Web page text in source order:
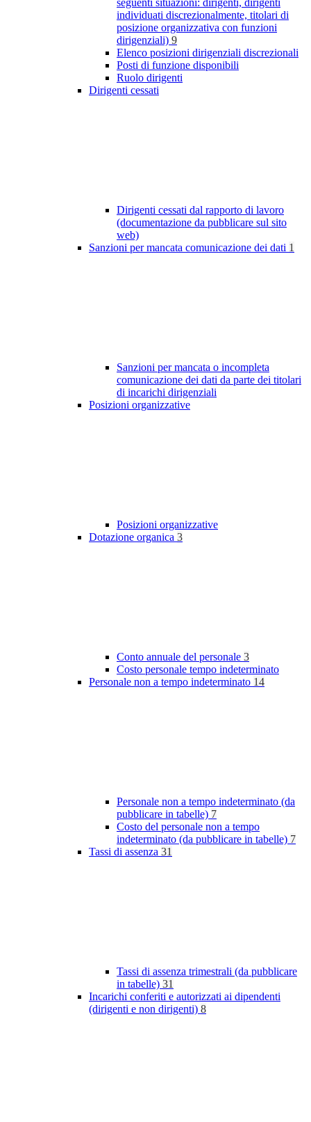
seguenti situazioni: dirigenti, dirigenti
individuati discrezionalmente, titolari di
posizione organizzativa con funzioni
dirigenziali) 9
Elenco posizioni dirigenziali discrezionali
Posti di funzione disponibili
Ruolo dirigenti
Dirigenti cessati
Dirigenti cessati dal rapporto di lavoro
(documentazione da pubblicare sul sito
web)
Sanzioni per mancata comunicazione dei dati 1
Sanzioni per mancata o incompleta
comunicazione dei dati da parte dei titolari
di incarichi dirigenziali
Posizioni organizzative
Posizioni organizzative
Dotazione organica 3
Conto annuale del personale 3
Costo personale tempo indeterminato
Personale non a tempo indeterminato 14
Personale non a tempo indeterminato (da
pubblicare in tabelle) 7
Costo del personale non a tempo
indeterminato (da pubblicare in tabelle) 7
Tassi di assenza 31
Tassi di assenza trimestrali (da pubblicare
in tabelle) 31
Incarichi conferiti e autorizzati ai dipendenti
(dirigenti e non dirigenti) 8